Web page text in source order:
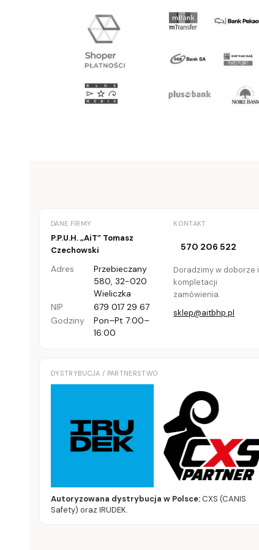
DANE FIRMY
P.P.U.H. „AiT” Tomasz
Czechowski
Adres
Przebieczany
580, 32-020
Wieliczka
NIP
679 017 29 67
Godziny
Pon–Pt 7:00–
16:00
KONTAKT
570 206 522
Doradzimy w doborze i
kompletacji
zamówienia.
sklep@aitbhp.pl
DYSTRYBUCJA / PARTNERSTWO
Autoryzowana dystrybucja w Polsce:CXS (CANIS
Safety) oraz IRUDEK.